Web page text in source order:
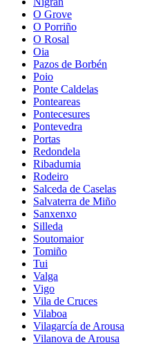
O Grove
O Porriño
O Rosal
Oia
Pazos de Borbén
Poio
Ponte Caldelas
Ponteareas
Pontecesures
Pontevedra
Portas
Redondela
Ribadumia
Rodeiro
Salceda de Caselas
Salvaterra de Miño
Sanxenxo
Silleda
Soutomaior
Tomiño
Tui
Valga
Vigo
Vila de Cruces
Vilaboa
Vilagarcía de Arousa
Vilanova de Arousa